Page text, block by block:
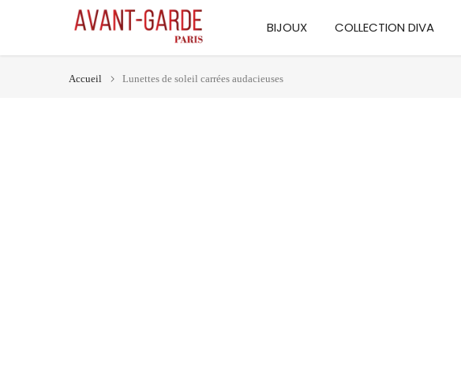
contenu
BIJOUX COLLECTION DIVA
Accueil Lunettes de soleil carrées audacieuses